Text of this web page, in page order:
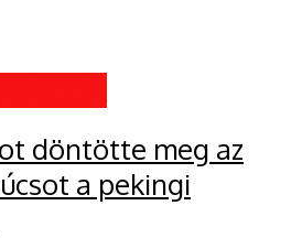
döntötte meg az
a pekingi